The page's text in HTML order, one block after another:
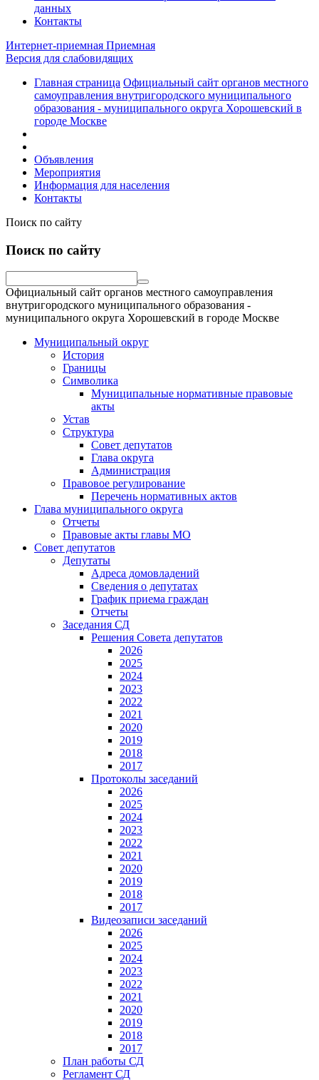
данных
Контакты
Интернет-приемная Приемная
Версия для слабовидящих
Главная страница Официальный сайт органов местного
самоуправления внутригородского муниципального
образования - муниципального округа Хорошевский в
городе Москве
Объявления
Мероприятия
Информация для населения
Контакты
Поиск по сайту
Поиск по сайту
Официальный сайт органов местного самоуправления
внутригородского муниципального образования -
муниципального округа Хорошевский в городе Москве
Муниципальный округ
История
Границы
Символика
Муниципальные нормативные правовые
акты
Устав
Структура
Совет депутатов
Глава округа
Администрация
Правовое регулирование
Перечень нормативных актов
Глава муниципального округа
Отчеты
Правовые акты главы МО
Совет депутатов
Депутаты
Адреса домовладений
Сведения о депутатах
График приема граждан
Отчеты
Заседания СД
Решения Совета депутатов
2026
2025
2024
2023
2022
2021
2020
2019
2018
2017
Протоколы заседаний
2026
2025
2024
2023
2022
2021
2020
2019
2018
2017
Видеозаписи заседаний
2026
2025
2024
2023
2022
2021
2020
2019
2018
2017
План работы СД
Регламент СД